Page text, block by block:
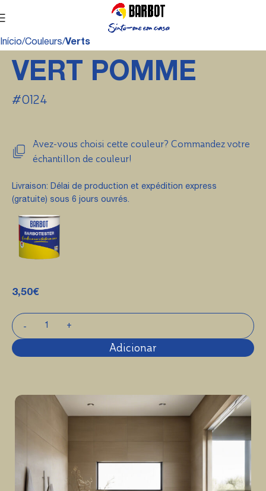
Início Couleurs Verts
VERT POMME
#0124
Avez-vous choisi cette couleur? Commandez votre
échantillon de couleur!
Livraison: Délai de production et expédition express
(gratuite) sous 6 jours ouvrés.
3,50€
Adicionar